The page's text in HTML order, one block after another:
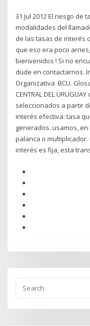
31 Jul 2012 El riesgo de
modalidades del
de las tasas de interés
que eso era poco
bienvenidos ! Si no
dude en contactarnos.
Organizativa BCU.
CENTRAL DEL
seleccionados a partir
interés efectiva: tasa
generados. usamos,
palanca o
interés es fija, esta